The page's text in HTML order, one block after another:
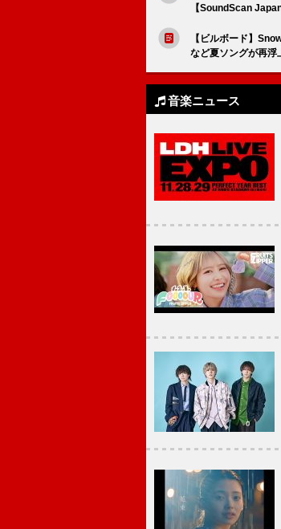
【SoundScan Japan
【ビルボード】
など夏ソングが再浮
音楽ニュース